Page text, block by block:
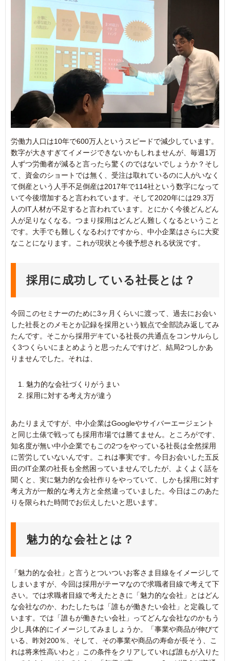
労働力人口は10年で600万人というスピードで減少しています。
数字が大きすぎてイメージできないかもしれませんが、毎週1万
人ずつ労働者が減ると言ったら驚くのではないでしょうか？そし
て、資金のショートでは無く、受注は取れているのに人がいなく
て倒産という人手不足倒産は2017年で114社という数字になって
いて今後増加すると言われています。そして2020年には29.3万
人のIT人材が不足すると言われています。とにかく今後どんどん
人が足りなくなる。つまり採用はどんどん難しくなるということ
です。大手でも難しくなるわけですから、中小企業はさらに大変
なことになります。これが現状と今後予想される状況です。
採用に成功している社長とは？
今回このセミナーのために3ヶ月くらいに渡って、過去にお会い
した社長とのメモとか記録を採用という観点で全部読み返してみ
たんです。そこから採用デキている社長の共通点をコンサルらし
く3つくらいにまとめようと思ったんですけど、結局2つしかあ
りませんでした。それは、
魅力的な会社づくりがうまい
採用に対する考え方が違う
あたりまえですが、中小企業はGoogleやサイバーエージェント
と同じ土俵で戦っても採用市場では勝てません。ところがです、
知名度が無い中小企業でもこの2つをやっている社長は全然採用
に苦労していないんです。これは事実です。今日お会いした五反
田のIT企業の社長も全然困っていませんでしたが、よくよく話を
聞くと、実に魅力的な会社作りをやっていて、しかも採用に対す
考え方が一般的な考え方と全然違っていました。今日はこのあた
りを限られた時間でお伝えしたいと思います。
魅力的な会社とは？
「魅力的な会社」と言うとついついお客さま目線をイメージして
しまいますが、今回は採用がテーマなので求職者目線で考えて下
さい。では求職者目線で考えたときに「魅力的な会社」とはどん
な会社なのか、わたしたちは「誰もが働きたい会社」と定義して
います。では「誰もが働きたい会社」ってどんな会社なのかもう
少し具体的にイメージしてみましょうか。「事業や商品が伸びて
いる、昨対200％、そして、その事業や商品の寿命が長そう、こ
れは将来性高いわと」この条件をクリアしていれば誰もが入りた